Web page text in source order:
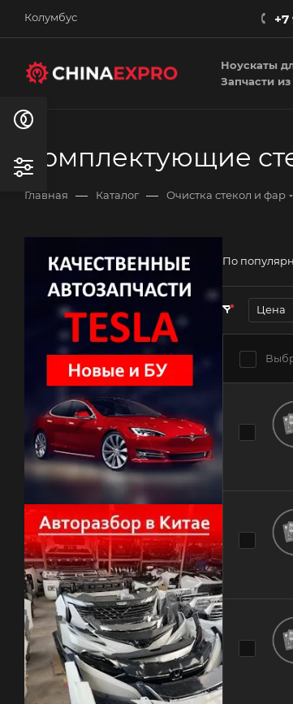
Колумбус +7
Ноускаты
Запчасти
Комплектующие
Главная — Каталог — Очистка стекол и фар
По
Цена